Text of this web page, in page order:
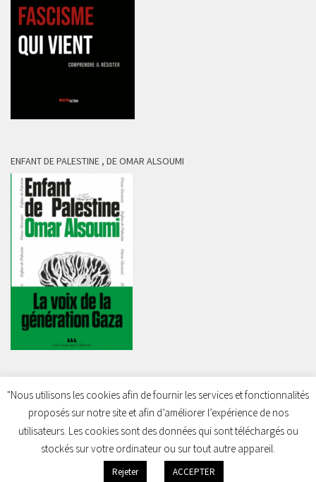
ENFANT DE PALESTINE , DE OMAR ALSOUMI
Charleroi Pour la Palestine © 2026. Tous droits réservés.
"Nous utilisons les cookies afin de fournir les services et fonctionnalités
proposés sur notre site et afin d’améliorer l’expérience de nos
utilisateurs. Les cookies sont des données qui sont téléchargés ou
stockés sur votre ordinateur ou sur tout autre appareil.
Rejeter ACCEPTER